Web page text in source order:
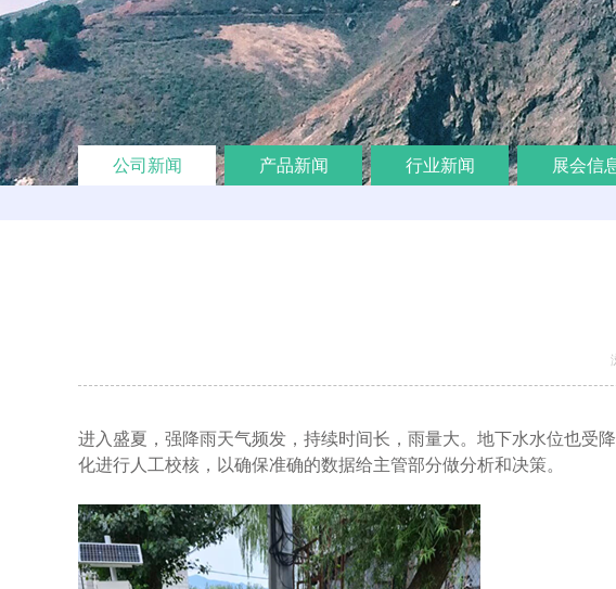
公司新闻 产品新闻 行业新闻 展会信
进入盛夏，强降雨天气频发，持续时间长，雨量大。地下水水位也受
化进行人工校核，以确保准确的数据给主管部分做分析和决策。